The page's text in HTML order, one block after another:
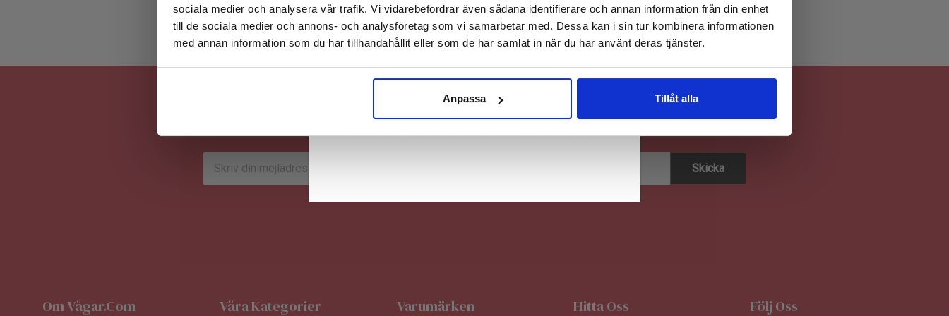
sociala medier och analysera vår trafik. Vi vidarebefordrar även sådana identifierare och annan information från din enhet
till de sociala medier och annons- och analysföretag som vi samarbetar med. Dessa kan i sin tur kombinera informationen
med annan information som du har tillhandahållit eller som de har samlat in när du har använt deras tjänster.
Anpassa Tillåt alla
Anmäl Dig Till Vårt Nyhetsbrev
Om Vågar.com Våra Kategorier Varumärken Hitta Oss Följ Oss
Nej, tack